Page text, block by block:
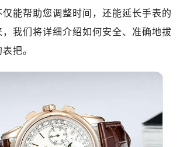
能帮助您调整时间，还能延长手表的
我们将详细介绍如何安全、准确地拔
把。